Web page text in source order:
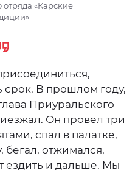
отряда «Карские
срок. В прошлом году,
Приуральского
Он провел три
спал в палатке,
бегал, отжимался,
ездить и дальше. Мы